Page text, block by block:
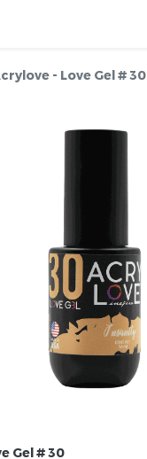
- Love Gel # 30
Gel # 30